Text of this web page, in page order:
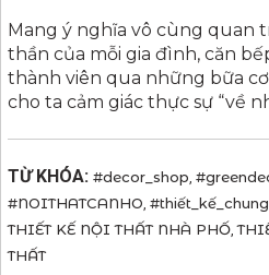
Mang ý nghĩa vô cùng quan
thần của mỗi gia đình, căn
thành viên qua những bữa
cho ta cảm giác thực sự “về
TỪ KHÓA: #decor_shop,
#NOITHATCANHO,
THIẾT KẾ NỘI THẤT NHÀ PHỐ,
THẤT